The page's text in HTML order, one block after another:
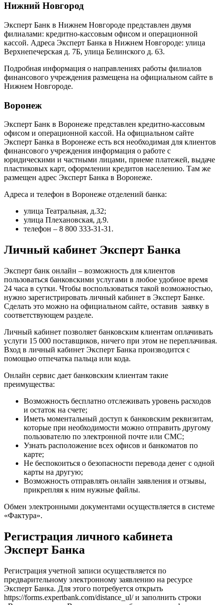
Нижний Новгород
Эксперт Банк в Нижнем Новгороде представлен двумя
филиалами: кредитно-кассовым офисом и операционной
кассой. Адреса Эксперт Банка в Нижнем Новгороде: улица
Верхнепечерская д. 7Б, улица Белинского д. 63.
Подробная информация о направлениях работы филиалов
финансового учреждения размещена на официальном сайте в
Нижнем Новгороде.
Воронеж
Эксперт Банк в Воронеже представлен кредитно-кассовым
офисом и операционной кассой. На официальном сайте
Эксперт Банка в Воронеже есть вся необходимая для клиентов
финансового учреждения информация о работе с
юридическими и частными лицами, приеме платежей, выдаче
пластиковых карт, оформлении кредитов населению. Там же
размещен адрес Эксперт Банка в Воронеже.
Адреса и телефон в Воронеже отделений банка:
улица Театральная, д.32;
улица Плехановская, д.9.
телефон – 8 800 333-31-31.
Личный кабинет Эксперт Банка
Эксперт банк онлайн – возможность для клиентов
пользоваться банковскими услугами в любое удобное время
24 часа в сутки. Чтобы воспользоваться такой возможностью,
нужно зарегистрировать личный кабинет в Эксперт Банке.
Сделать это можно на официальном сайте, оставив заявку в
соответствующем разделе.
Личный кабинет позволяет банковским клиентам оплачивать
услуги 15 000 поставщиков, ничего при этом не переплачивая.
Вход в личный кабинет Эксперт Банка производится с
помощью отпечатка пальца или кода.
Онлайн сервис дает банковским клиентам такие
преимущества:
Возможность бесплатно отслеживать уровень расходов
и остаток на счете;
Иметь моментальный доступ к банковским реквизитам,
которые при необходимости можно отправить другому
пользователю по электронной почте или СМС;
Узнать расположение всех офисов и банкоматов по
карте;
Не беспокоиться о безопасности перевода денег с одной
карты на другую;
Возможность отправлять онлайн заявления и отзывы,
прикрепляя к ним нужные файлы.
Обмен электронными документами осуществляется в системе
«Фактура».
Регистрация личного кабинета
Эксперт Банка
Регистрация учетной записи осуществляется по
предварительному электронному заявлению на ресурсе
Эксперт Банка. Для этого потребуется открыть
https://forms.expertbank.com/distance_ul/ и заполнить строки